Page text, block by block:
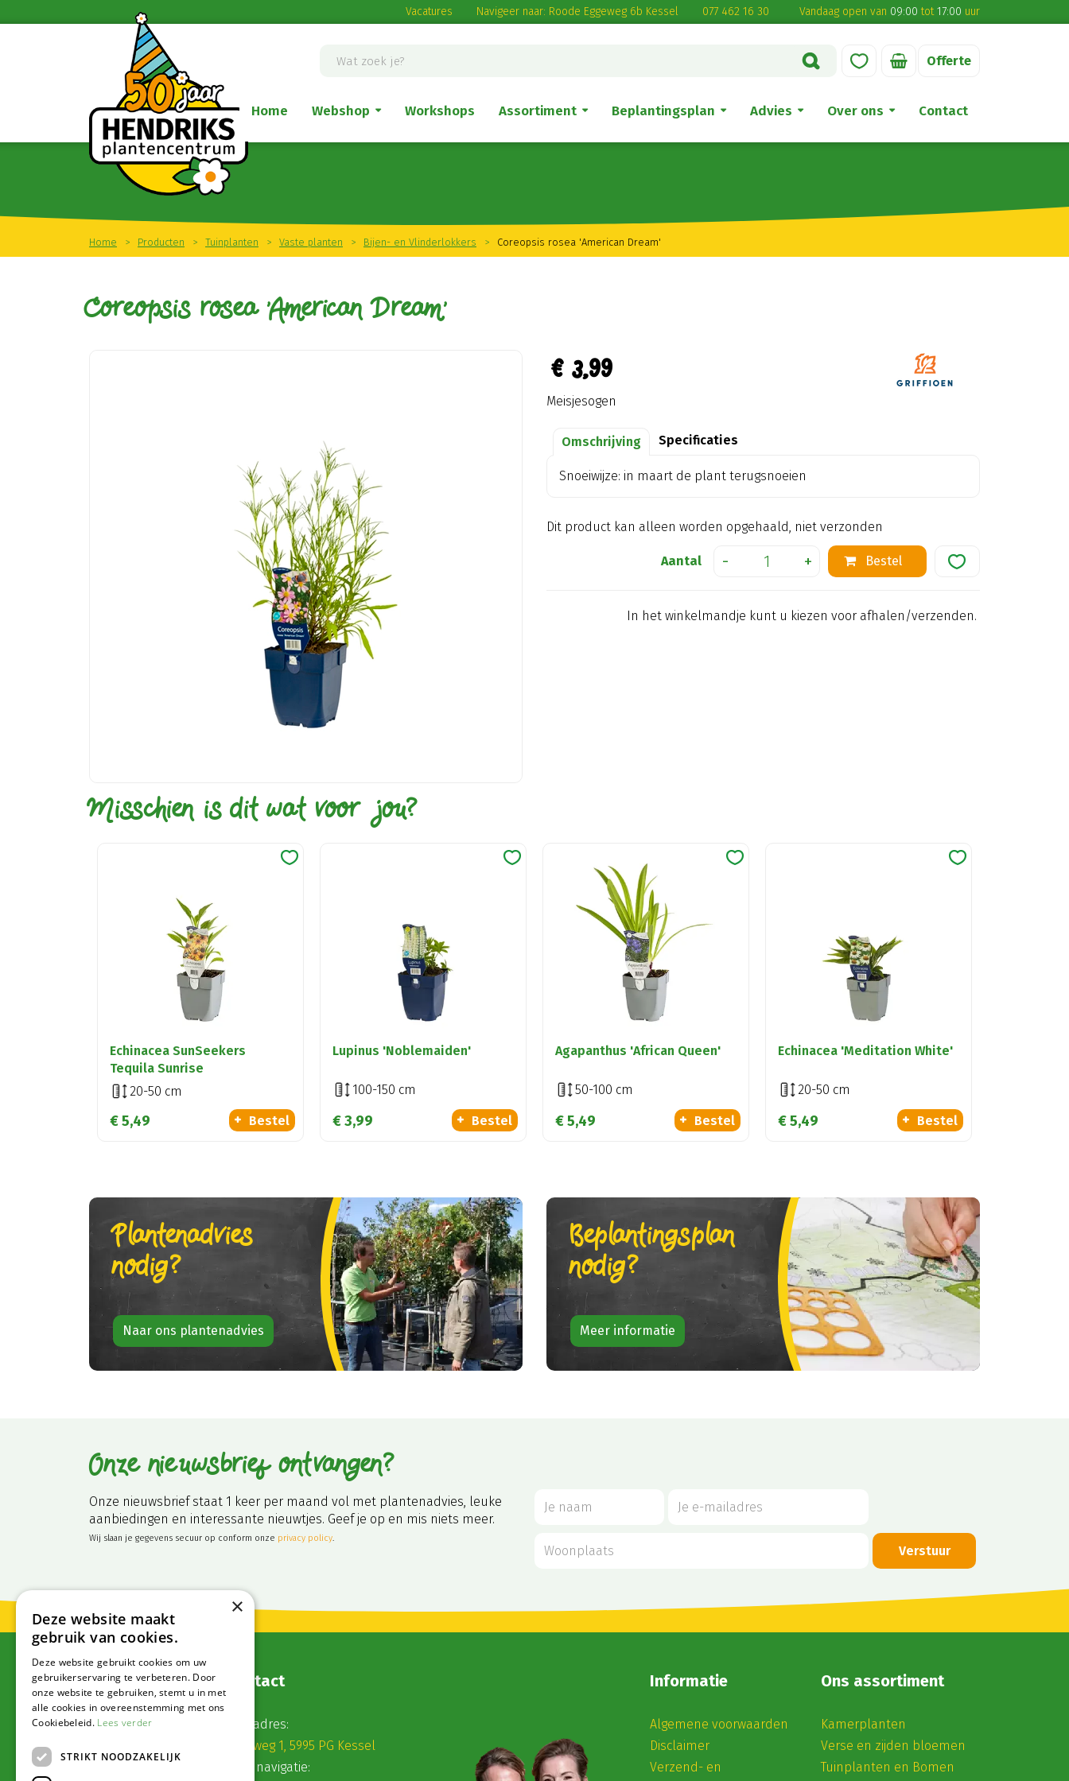
naar
Home > Producten > Tuinplanten > Vaste planten > Bijen- en Vlinderlokkers > Coreopsis rosea 'American Dream'
Coreopsis rosea 'American Dream'
Vacatures Navigeer naar: Roode Eggeweg 6b Kessel 077 462 16 30 Vandaag open van 09:00 tot17:00 uur
Offerte
Home Webshop Workshops Assortiment Beplantingsplan Advies Over ons Contact
€ 3,99
Meisjesogen
Omschrijving Specificaties
Snoeiwijze: in maart de plant terugsnoeien
Dit product kan alleen worden opgehaald, niet verzonden
Aantal
In het winkelmandje kunt u kiezen voor afhalen/verzenden.
Misschien is dit wat voor jou?
Echinacea SunSeekers
Tequila Sunrise
20-50 cm
€5,49 Bestel
Lupinus 'Noblemaiden'
100-150 cm
€3,99 Bestel
Agapanthus 'African Queen'
50-100 cm
€5,49 Bestel
Echinacea 'Meditation White'
20-50 cm
€5,49 Bestel
Plantenadvies
nodig?
Naar ons plantenadvies
Beplantingsplan
nodig?
Meer informatie
Onze nieuwsbrief ontvangen?
Onze nieuwsbrief staat 1 keer per maand vol met plantenadvies, leuke
aanbiedingen en interessante nieuwtjes. Geef je op en mis niets meer.
Wij slaan je gegevens secuur op conform onze privacy policy.
Contact
Postadres:
Veldweg 1, 5995 PG Kessel
Voor navigatie:
Informatie
Algemene voorwaarden
Disclaimer
Verzend- en
Ons assortiment
Kamerplanten
Verse en zijden bloemen
Tuinplanten en Bomen
×
Deze website maakt
gebruik van cookies.
Deze website gebruikt cookies om uw
gebruikerservaring te verbeteren. Door
onze website te gebruiken, stemt u in met
alle cookies in overeenstemming met ons
Cookiebeleid. Lees verder
STRIKT NOODZAKELIJK